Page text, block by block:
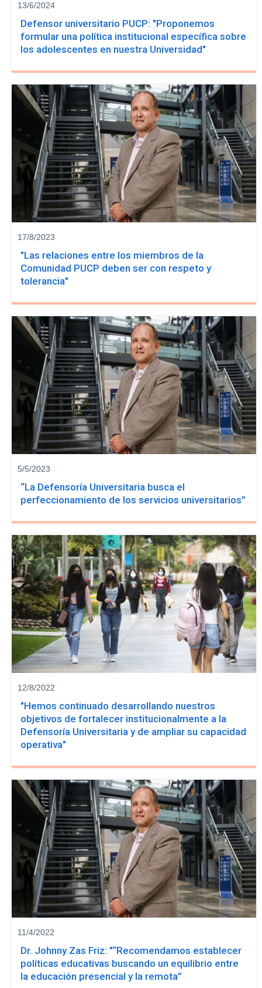
13/6/2024
Defensor universitario PUCP: "Proponemos
formular una política institucional específica sobre
los adolescentes en nuestra Universidad"
17/8/2023
"Las relaciones entre los miembros de la
Comunidad PUCP deben ser con respeto y
tolerancia"
5/5/2023
“La Defensoría Universitaria busca el
perfeccionamiento de los servicios universitarios”
12/8/2022
"Hemos continuado desarrollando nuestros
objetivos de fortalecer institucionalmente a la
Defensoría Universitaria y de ampliar su capacidad
operativa"
11/4/2022
Dr. Johnny Zas Friz: "“Recomendamos establecer
políticas educativas buscando un equilibrio entre
la educación presencial y la remota”